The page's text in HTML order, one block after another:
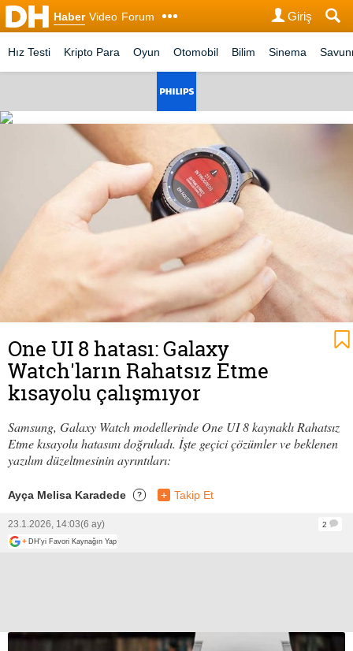
Haber Video Forum Giriş
Hız Testi Kripto Para Oyun Otomobil Bilim Sinema
One UI 8 hatası: Galaxy
Watch'ların Rahatsız Etme
kısayolu çalışmıyor
Samsung, Galaxy Watch modellerinde One UI 8 kaynaklı Rahatsız
Etme kısayolu hatasını doğruladı. İşte geçici çözümler ve beklenen
yazılım düzeltmesinin ayrıntıları:
Ayça Melisa Karadede ? + Takip Et
23.1.2026, 14:03(6 ay)
2
+ DH'yi Favori Kaynağın Yap